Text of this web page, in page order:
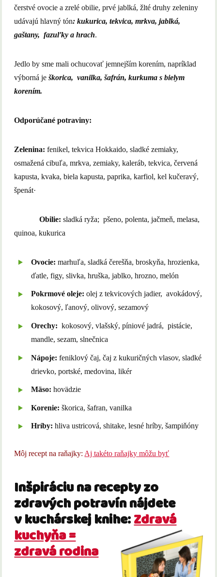
čerstvé ovocie a zrelé obilie, prvé jablká, žlté druhy zeleniny
udávajú hlavný tón: kukurica, tekvica, mrkva, jablká,
gaštany, fazuľky a hrach.
Jedlo by sme mali ochucovať jemnejším korením, napríklad
výborná ješkorica, vanilka, šafrán, kurkuma s bielym
korením.
Odporúčané potraviny:
Zelenina:fenikel, tekvica Hokkaido, sladké zemiaky,
osmažená cibuľa, mrkva, zemiaky, kaleráb, tekvica, červená
kapusta, kvaka, biela kapusta, paprika, karfiol, kel kučeravý,
špenát·
Obilie: sladká ryža; pšeno, polenta, jačmeň, melasa,
quinoa, kukurica
Ovocie:marhuľa, sladká čerešňa, broskyňa, hrozienka,
ďatle, figy, slivka, hruška, jablko, hrozno, melón
Pokrmové oleje:olej z tekvicových jadier, avokádový,
kokosový, ľanový, olivový, sezamový
Orechy: kokosový, vlašský, píniové jadrá, pistácie,
mandle, sezam, slnečnica
Nápoje:feniklový čaj, čaj z kukuričných vlasov, sladké
drievko, portské, medovina, likér
Mäso:hovädzie
Korenie:škorica, šafran, vanilka
Hríby:hliva ustricová, shitake, lesné hríby, šampiňóny
Môj recept na raňajky: Aj takéto raňajky môžu byť
Inšpiráciu na recepty zo
zdravých potravín nájdete
v kuchárskej knihe:Zdravá
kuchyňa =
zdravá rodina